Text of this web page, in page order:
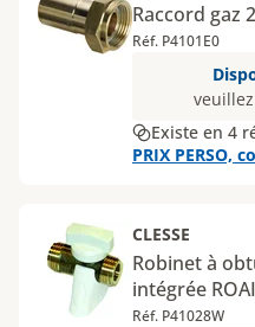
Raccord gaz
Réf. P4101E0
Existe en 4
PRIX PERSO,
CLESSE
Robinet à
intégrée
Réf. P41028W